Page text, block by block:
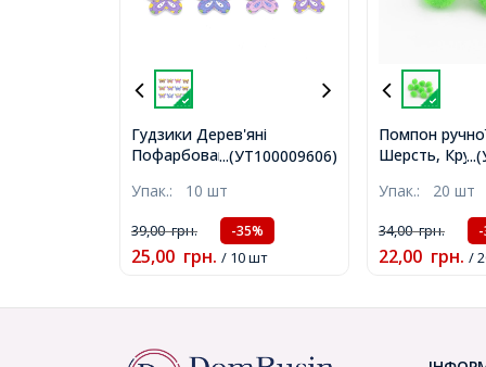
...(УТ100009606)
Гудзики Дерев'яні
Пофарбовані 2-Отвори
25x17x2мм, Отвір 1мм,
(УТ100009606)
Упак.: 10 шт
39,00грн. -35%
25,00 грн. / 10 шт
Помпон
Шерсть,
(УТ100009553)
Упак.: 20 шт
34,00грн.
22,00 грн. /